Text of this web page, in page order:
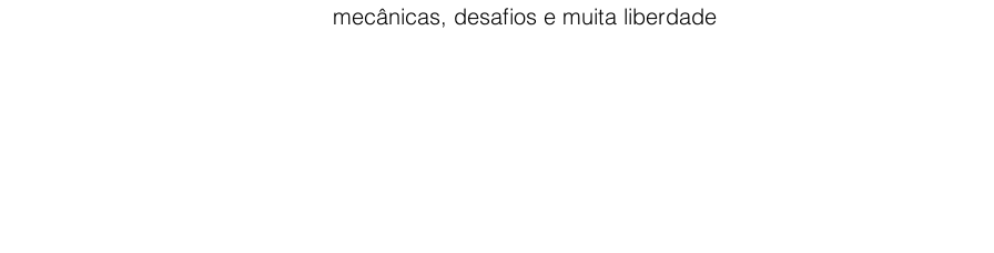
mecânicas, desafios e muita liberdade